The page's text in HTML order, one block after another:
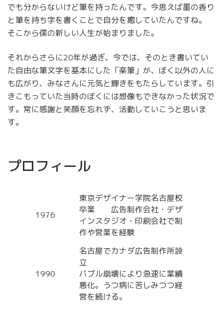
でも分からないけど筆を持ったんです。今思えば墨の香り
と筆を持ち字を書くことで自分を癒していたんですね。
そこから僕の新しい人生が始まりました。
それからさらに20年が過ぎ、今では、そのとき書いてい
た自由な筆文字を基本にした「楽筆」が、ぼく以外の人に
も広がり、みなさんに元気と輝きをもたらしています。引
きこもっていた当時のぼくには想像もできなかった状況で
す。常に感謝と笑顔を忘れず、活動していこうと思いま
す。
プロフィール
1976
東京デザイナー学院名古屋校
卒業 広告制作会社・デザ
インスタジオ・印刷会社で制
作や営業を経験
1990
名古屋でカナダ広告制作所設
立
バブル崩壊により急速に業績
悪化。うつ病に苦しみつつ経
営を続ける。